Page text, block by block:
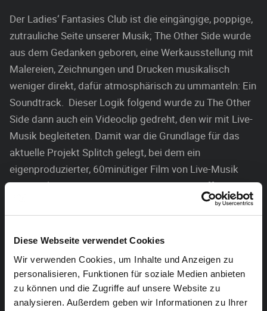
Diese Webseite verwendet Cookies
Wir verwenden Cookies, um Inhalte und Anzeigen zu
personalisieren, Funktionen für soziale Medien anbieten
zu können und die Zugriffe auf unsere Website zu
analysieren. Außerdem geben wir Informationen zu Ihrer
Der Ladies‘ Fantasies Club ist die eingängige, poppige,
zutrauliche Seite unserer Musik; The Other Side wurde
aus dem Gedanken geboren, eine Werkausstellung mit
Malereien, Zeichnungen und Drucken musikalisch
weniger direkt, dafür atmosphärisch zu ummanteln: Ein
Soundtrack. Dieser Logik folgend wurde zu The Other
Side dann auch ein Videoclip gedreht, den wir mit Live-
Musik begleiteten. Damit war die Grundlage für das
aktuelle Projekt Splitch gelegt, bei dem ein
eigenproduzierter, 60minütiger Film von Live-Musik
untermalt wird. Das reine Songwriting betreffend sind
die Grenzen zwischen den Spielwiesen fließend –
Unterschiede sind aber beispielsweise in der
Dramaturgie, der Dauer, der Instrumentierung oder
Ladies Fantasies Club, The Other Side und Splitch
stehen demnach nicht in Konkurrenz, sondern